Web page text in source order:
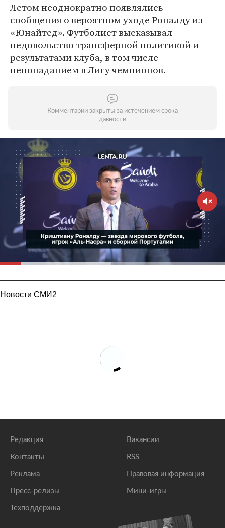
Летом неоднократно появлялись
сообщения о вероятном уходе Роналду из
«Юнайтед». Футболист высказывал
недовольство трансферной политикой и
результатами клуба, в том числе
непопаданием в Лигу чемпионов.
Комментарии закрыты за истечением срока
давности
Новости СМИ2
Редакция
Контакты
Реклама
Пресс-релизы
Техподдержка
Вакансии
RSS
Правовая информация
Мини-игры